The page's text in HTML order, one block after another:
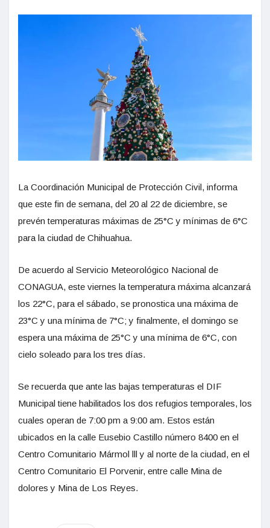
La Coordinación Municipal de Protección Civil, informa
que este fin de semana, del 20 al 22 de diciembre, se
prevén temperaturas máximas de 25°C y mínimas de 6°C
para la ciudad de Chihuahua.
De acuerdo al Servicio Meteorológico Nacional de
CONAGUA, este viernes la temperatura máxima alcanzará
los 22°C, para el sábado, se pronostica una máxima de
23°C y una mínima de 7°C; y finalmente, el domingo se
espera una máxima de 25°C y una mínima de 6°C, con
cielo soleado para los tres días.
Se recuerda que ante las bajas temperaturas el DIF
Municipal tiene habilitados los dos refugios temporales, los
cuales operan de 7:00 pm a 9:00 am. Estos están
ubicados en la calle Eusebio Castillo número 8400 en el
Centro Comunitario Mármol lll y al norte de la ciudad, en el
Centro Comunitario El Porvenir, entre calle Mina de
dolores y Mina de Los Reyes.